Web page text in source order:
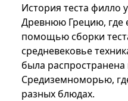
История теста филло
Древнюю Грецию, где
помощью сборки
средневековье
была распространена
Средиземноморью,
разных блюдах.